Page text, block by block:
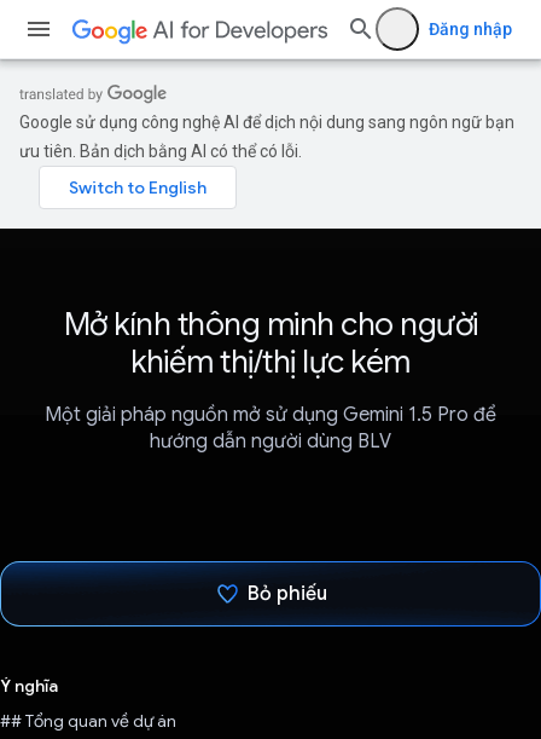
Đăng nhập
Google sử dụng công nghệ AI để dịch nội dung sang ngôn ngữ bạn
ưu tiên. Bản dịch bằng AI có thể có lỗi.
Mở kính thông minh cho người
khiếm thị/thị lực kém
Một giải pháp nguồn mở sử dụng Gemini 1.5 Pro để
hướng dẫn người dùng BLV
Bỏ phiếu
Ý nghĩa
## Tổng quan về dự án